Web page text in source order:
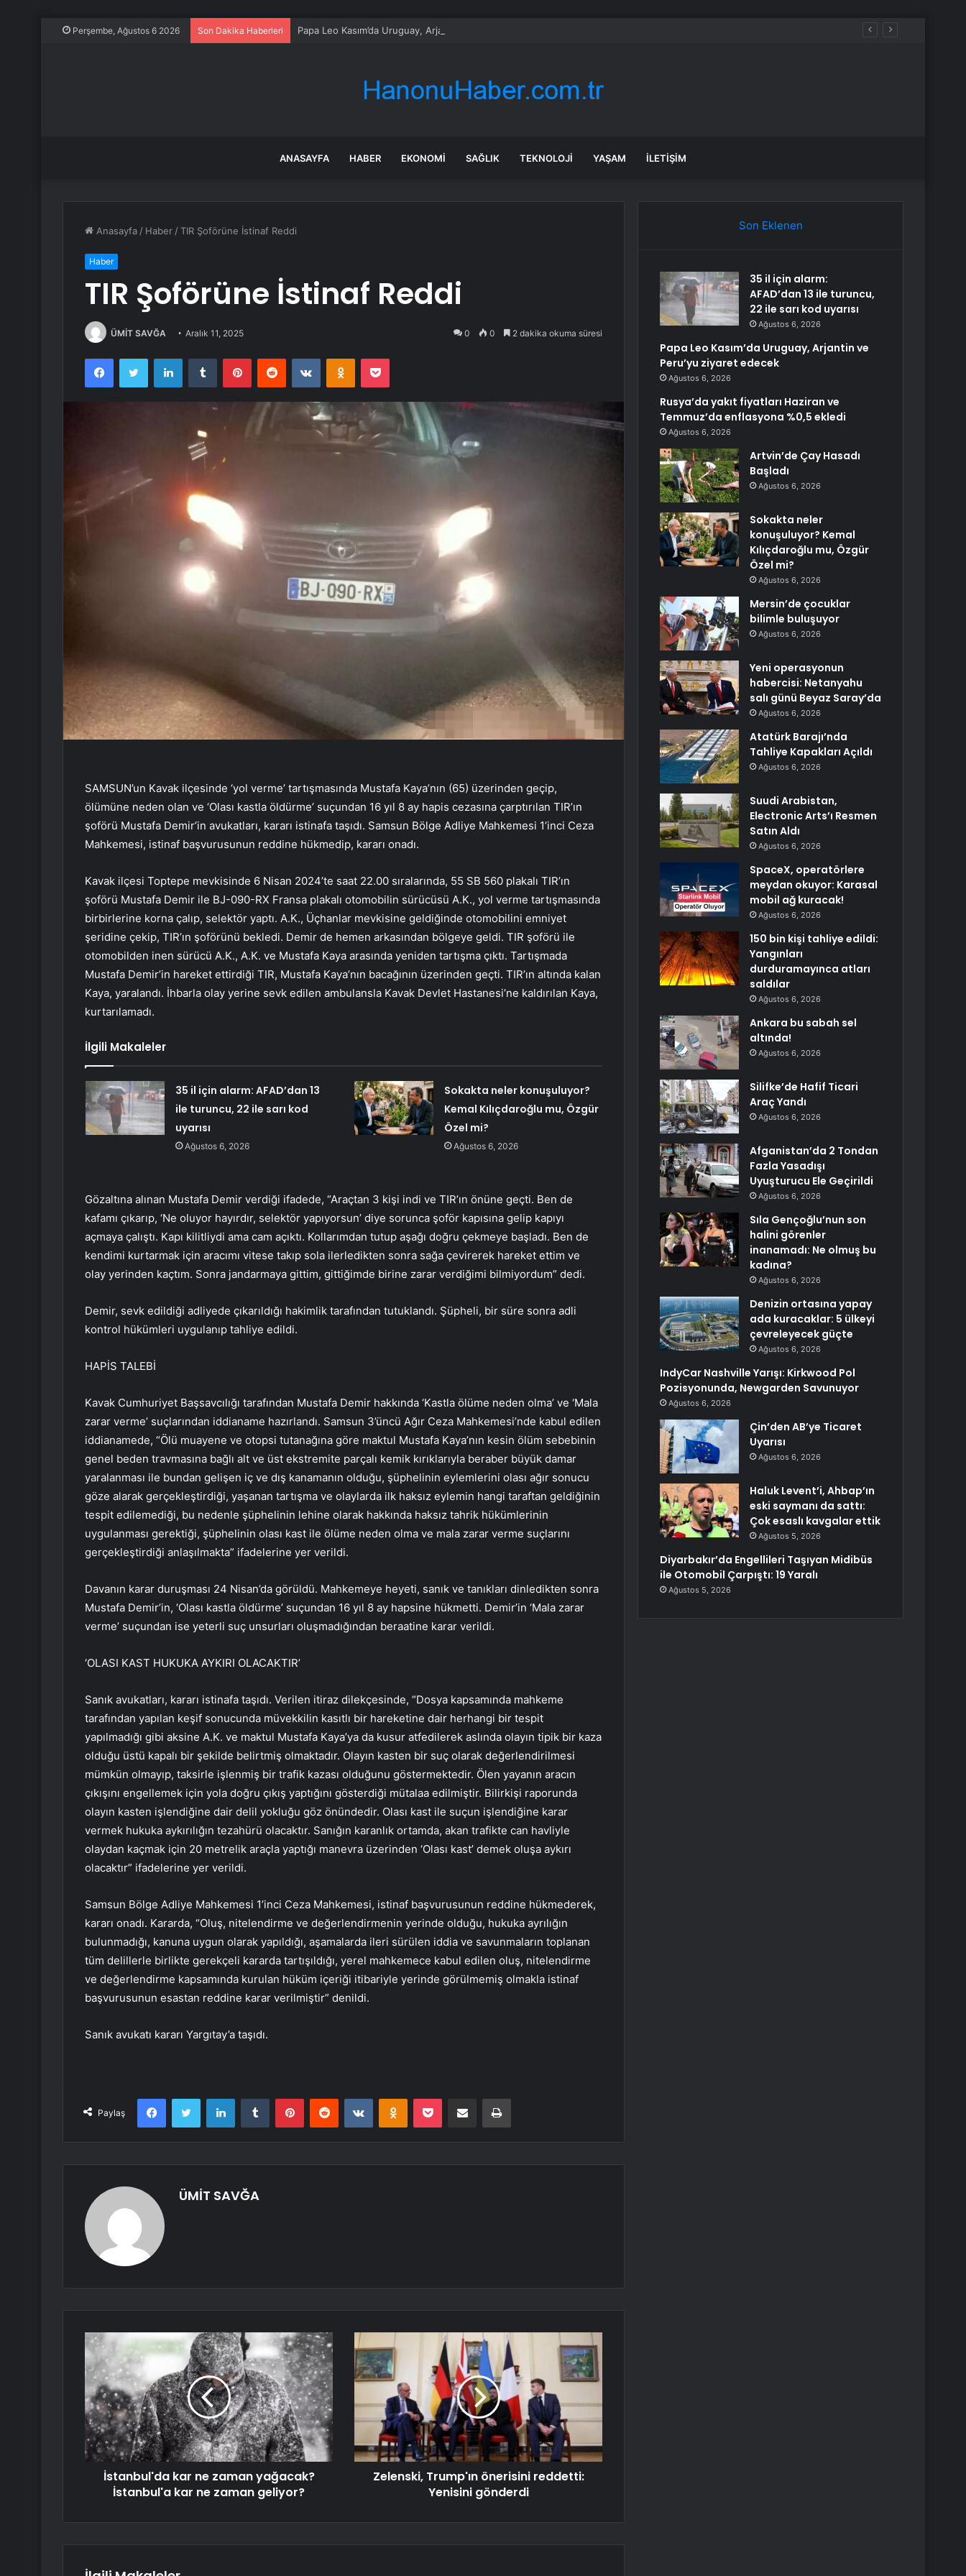
Perşembe, Ağustos 6 2026 Son Dakika Haberleri Papa Leo Kasım’da Uruguay, Arjantin ve Peru’yu ziyaret edecek
ANASAYFA HABER EKONOMI SAĞLIK TEKNOLOJI YAŞAM İLETIŞIM
Anasayfa / Haber /TIR Şoförüne İstinaf Reddi
Haber
TIR Şoförüne İstinaf Reddi
ÜMİT SAVĞA Aralık 11, 2025 0 0 2 dakika okuma süresi
FacebookTwitter LinkedInTumblr PinterestReddit VKontakteOdnoklassniki
Pocket
SAMSUN’un Kavak ilçesinde ‘yol verme’ tartışmasında Mustafa Kaya’nın (65) üzerinden geçip,
ölümüne neden olan ve ‘Olası kastla öldürme’ suçundan 16 yıl 8 ay hapis cezasına çarptırılan TIR’ın
şoförü Mustafa Demir’in avukatları, kararı istinafa taşıdı. Samsun Bölge Adliye Mahkemesi 1’inci Ceza
Mahkemesi, istinaf başvurusunun reddine hükmedip, kararı onadı.
Kavak ilçesi Toptepe mevkisinde 6 Nisan 2024’te saat 22.00 sıralarında, 55 SB 560 plakalı TIR’ın
şoförü Mustafa Demir ile BJ-090-RX Fransa plakalı otomobilin sürücüsü A.K., yol verme tartışmasında
birbirlerine korna çalıp, selektör yaptı. A.K., Üçhanlar mevkisine geldiğinde otomobilini emniyet
şeridine çekip, TIR’ın şoförünü bekledi. Demir de hemen arkasından bölgeye geldi. TIR şoförü ile
otomobilden inen sürücü A.K., A.K. ve Mustafa Kaya arasında yeniden tartışma çıktı. Tartışmada
Mustafa Demir’in hareket ettirdiği TIR, Mustafa Kaya’nın bacağının üzerinden geçti. TIR’ın altında kalan
Kaya, yaralandı. İhbarla olay yerine sevk edilen ambulansla Kavak Devlet Hastanesi’ne kaldırılan Kaya,
kurtarılamadı.
İlgili Makaleler
35 il için alarm: AFAD’dan 13
ile turuncu, 22 ile sarı kod
uyarısı
Ağustos 6, 2026
Sokakta neler konuşuluyor?
Kemal Kılıçdaroğlu mu, Özgür
Özel mi?
Ağustos 6, 2026
Gözaltına alınan Mustafa Demir verdiği ifadede, “Araçtan 3 kişi indi ve TIR’ın önüne geçti. Ben de
kafamı çıkarıp, ‘Ne oluyor hayırdır, selektör yapıyorsun’ diye sorunca şoför kapısına gelip kapıyı
açmaya çalıştı. Kapı kilitliydi ama cam açıktı. Kollarımdan tutup aşağı doğru çekmeye başladı. Ben de
kendimi kurtarmak için aracımı vitese takıp sola ilerledikten sonra sağa çevirerek hareket ettim ve
olay yerinden kaçtım. Sonra jandarmaya gittim, gittiğimde birine zarar verdiğimi bilmiyordum” dedi.
Demir, sevk edildiği adliyede çıkarıldığı hakimlik tarafından tutuklandı. Şüpheli, bir süre sonra adli
kontrol hükümleri uygulanıp tahliye edildi.
HAPİS TALEBİ
Kavak Cumhuriyet Başsavcılığı tarafından Mustafa Demir hakkında ‘Kastla ölüme neden olma’ ve ‘Mala
zarar verme’ suçlarından iddianame hazırlandı. Samsun 3’üncü Ağır Ceza Mahkemesi’nde kabul edilen
iddianamede, “Ölü muayene ve otopsi tutanağına göre maktul Mustafa Kaya’nın kesin ölüm sebebinin
genel beden travmasına bağlı alt ve üst ekstremite parçalı kemik kırıklarıyla beraber büyük damar
yaralanması ile bundan gelişen iç ve dış kanamanın olduğu, şüphelinin eylemlerini olası ağır sonucu
göze alarak gerçekleştirdiği, yaşanan tartışma ve olaylarda ilk haksız eylemin hangi taraftan geldiğinin
tespit edilemediği, bu nedenle şüphelinin lehine olarak hakkında haksız tahrik hükümlerinin
uygulanması gerektiği, şüphelinin olası kast ile ölüme neden olma ve mala zarar verme suçlarını
gerçekleştirdiği anlaşılmakta” ifadelerine yer verildi.
Davanın karar duruşması 24 Nisan’da görüldü. Mahkemeye heyeti, sanık ve tanıkları dinledikten sonra
Mustafa Demir’in, ‘Olası kastla öldürme’ suçundan 16 yıl 8 ay hapsine hükmetti. Demir’in ‘Mala zarar
verme’ suçundan ise yeterli suç unsurları oluşmadığından beraatine karar verildi.
‘OLASI KAST HUKUKA AYKIRI OLACAKTIR’
Sanık avukatları, kararı istinafa taşıdı. Verilen itiraz dilekçesinde, “Dosya kapsamında mahkeme
tarafından yapılan keşif sonucunda müvekkilin kasıtlı bir hareketine dair herhangi bir tespit
yapılmadığı gibi aksine A.K. ve maktul Mustafa Kaya’ya da kusur atfedilerek aslında olayın tipik bir kaza
olduğu üstü kapalı bir şekilde belirtmiş olmaktadır. Olayın kasten bir suç olarak değerlendirilmesi
mümkün olmayıp, taksirle işlenmiş bir trafik kazası olduğunu göstermektedir. Ölen yayanın aracın
çıkışını engellemek için yola doğru çıkış yaptığını gösterdiği mütalaa edilmiştir. Bilirkişi raporunda
olayın kasten işlendiğine dair delil yokluğu göz önündedir. Olası kast ile suçun işlendiğine karar
vermek hukuka aykırılığın tezahürü olacaktır. Sanığın karanlık ortamda, akan trafikte can havliyle
olaydan kaçmak için 20 metrelik araçla yaptığı manevra üzerinden ‘Olası kast’ demek oluşa aykırı
olacaktır” ifadelerine yer verildi.
Samsun Bölge Adliye Mahkemesi 1’inci Ceza Mahkemesi, istinaf başvurusunun reddine hükmederek,
kararı onadı. Kararda, “Oluş, nitelendirme ve değerlendirmenin yerinde olduğu, hukuka ayrılığın
bulunmadığı, kanuna uygun olarak yapıldığı, aşamalarda ileri sürülen iddia ve savunmaların toplanan
tüm delillerle birlikte gerekçeli kararda tartışıldığı, yerel mahkemece kabul edilen oluş, nitelendirme
ve değerlendirme kapsamında kurulan hüküm içeriği itibariyle yerinde görülmemiş olmakla istinaf
başvurusunun esastan reddine karar verilmiştir” denildi.
Sanık avukatı kararı Yargıtay’a taşıdı.
Paylaş
FacebookTwitter LinkedInTumblr PinterestReddit VKontakteOdnoklassniki
Pocket E-Posta ile paylaş Yazdır
ÜMİT SAVĞA
İstanbul'da kar ne zaman yağacak?
İstanbul'a kar ne zaman geliyor?
Zelenski, Trump'ın önerisini reddetti:
Yenisini gönderdi
Son Eklenen
35 il için alarm:
AFAD’dan 13 ile turuncu,
22 ile sarı kod uyarısı
Ağustos 6, 2026
Papa Leo Kasım’da Uruguay, Arjantin ve
Peru’yu ziyaret edecek
Ağustos 6, 2026
Rusya’da yakıt fiyatları Haziran ve
Temmuz’da enflasyona %0,5 ekledi
Ağustos 6, 2026
Artvin’de Çay Hasadı
Başladı
Ağustos 6, 2026
Sokakta neler
konuşuluyor? Kemal
Kılıçdaroğlu mu, Özgür
Özel mi?
Ağustos 6, 2026
Mersin’de çocuklar
bilimle buluşuyor
Ağustos 6, 2026
Yeni operasyonun
habercisi: Netanyahu
salı günü Beyaz Saray’da
Ağustos 6, 2026
Atatürk Barajı’nda
Tahliye Kapakları Açıldı
Ağustos 6, 2026
Suudi Arabistan,
Electronic Arts’ı Resmen
Satın Aldı
Ağustos 6, 2026
SpaceX, operatörlere
meydan okuyor: Karasal
mobil ağ kuracak!
Ağustos 6, 2026
150 bin kişi tahliye edildi:
Yangınları
durduramayınca atları
saldılar
Ağustos 6, 2026
Ankara bu sabah sel
altında!
Ağustos 6, 2026
Silifke’de Hafif Ticari
Araç Yandı
Ağustos 6, 2026
Afganistan’da 2 Tondan
Fazla Yasadışı
Uyuşturucu Ele Geçirildi
Ağustos 6, 2026
Sıla Gençoğlu’nun son
halini görenler
inanamadı: Ne olmuş bu
kadına?
Ağustos 6, 2026
Denizin ortasına yapay
ada kuracaklar: 5 ülkeyi
çevreleyecek güçte
Ağustos 6, 2026
IndyCar Nashville Yarışı: Kirkwood Pol
Pozisyonunda, Newgarden Savunuyor
Ağustos 6, 2026
Çin’den AB’ye Ticaret
Uyarısı
Ağustos 6, 2026
Haluk Levent’i, Ahbap’ın
eski saymanı da sattı:
Çok esaslı kavgalar ettik
Ağustos 5, 2026
Diyarbakır’da Engellileri Taşıyan Midibüs
ile Otomobil Çarpıştı: 19 Yaralı
Ağustos 5, 2026